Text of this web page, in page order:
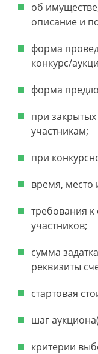
об
описание и
форма
конкурс/
форма
при
участникам;
при
время, место
требования
участников;
сумма
реквизиты
стартовая
шаг
критерии